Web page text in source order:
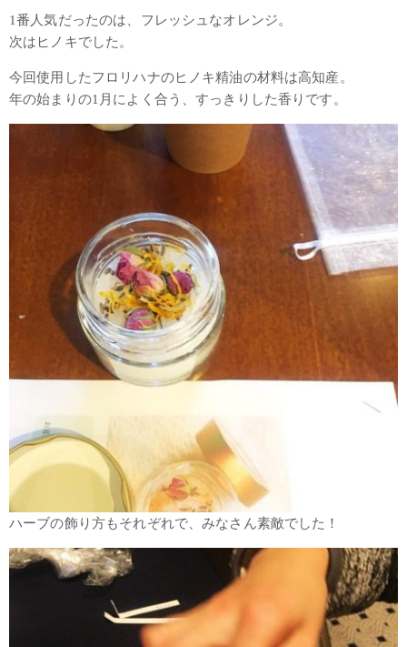
1番人気だったのは、フレッシュなオレンジ。
次はヒノキでした。
今回使用したフロリハナのヒノキ精油の材料は高知産。
年の始まりの1月によく合う、すっきりした香りです。
ハーブの飾り方もそれぞれで、みなさん素敵でした！